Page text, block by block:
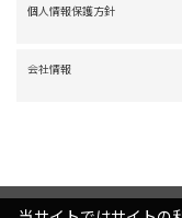
個人情報保護方針
会社情報